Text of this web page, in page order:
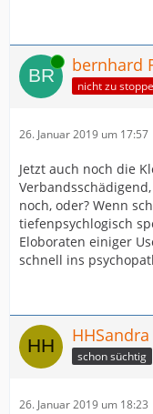
Online bernhard
nicht zu
26. Januar 2019 um 17:57
Jetzt auch noch die
noch, oder? Wenn
tiefenpsychlogisch
Eloboraten einiger
schnell ins
HHSandra
schon süchtig
26. Januar 2019 um 18:23